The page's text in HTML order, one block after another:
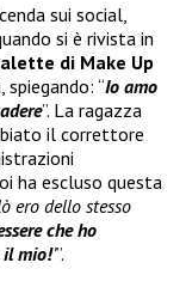
sui social,
si è rivista in
di Make Up
“Io amo
”. La ragazza
il correttore
ha escluso questa
ero dello stesso
che ho
il mio!’”.